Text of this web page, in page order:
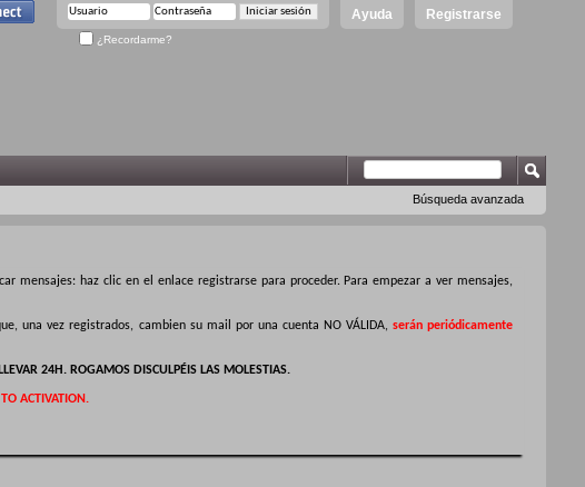
Registrarse
Ayuda
¿Recordarme?
Búsqueda avanzada
mensajes: haz clic en el enlace registrarse para proceder. Para empezar a ver mensajes,
una vez registrados, cambien su mail por una cuenta NO VÁLIDA, serán periódicamente
24H. ROGAMOS DISCULPÉIS LAS MOLESTIAS.
ACTIVATION.